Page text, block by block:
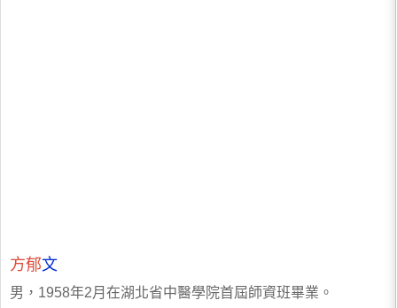
方郁文
男，1958年2月在湖北省中醫學院首屆師資班畢業。